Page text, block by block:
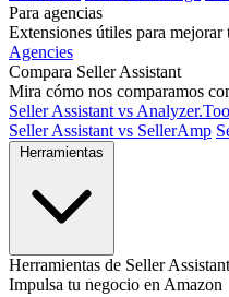
Para agencias
Extensiones útiles para
Agencies
Compara Seller Assistant
Mira cómo nos comparamos
Seller Assistant vs
Seller Assistant vs SellerAmp
Herramientas de Seller Assistant
Impulsa tu negocio en Amazon